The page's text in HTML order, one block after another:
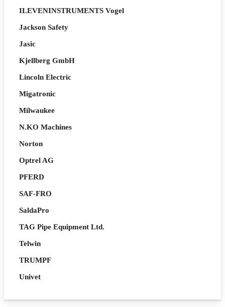
ILEVENINSTRUMENTS Vogel
Jackson Safety
Jasic
Kjellberg GmbH
Lincoln Electric
Migatronic
Milwaukee
N.KO Machines
Norton
Optrel AG
PFERD
SAF-FRO
SaldaPro
TAG Pipe Equipment Ltd.
Telwin
TRUMPF
Univet